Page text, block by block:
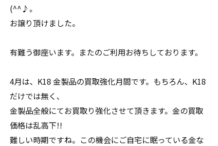
(^^♪。
お譲り頂けました。
有難う御座います。またのご利用お待ちしております。
4月は、K18 金製品の買取強化月間です。もちろん、K18
だけでは無く、
金製品全般にてお買取り強化させて頂きます。金の買取
価格は乱高下!!
難しい時期ですね。この機会にご自宅に眠っている金な